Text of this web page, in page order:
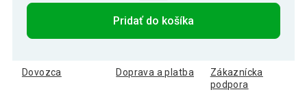
Pridať do košíka
Dovozca Doprava a platba
Zákaznícka
podpora